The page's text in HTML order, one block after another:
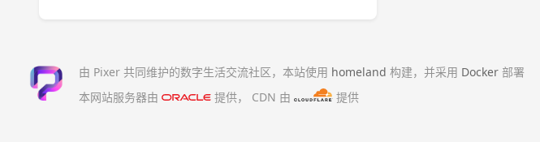
由 Pixer 共同维护的数字生活交流社区，本站使用 homeland 构建，并采用 Docker 部署
本网站服务器由
提供， CDN 由 提供